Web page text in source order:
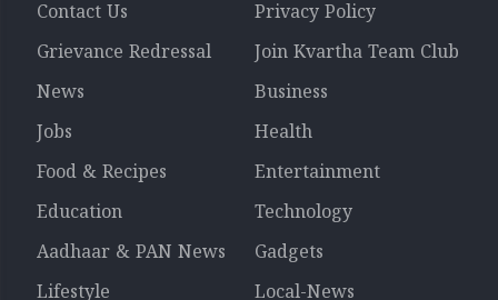
Contact Us
Privacy Policy
Grievance Redressal
Join Kvartha Team Club
News
Business
Jobs
Health
Food & Recipes
Entertainment
Education
Technology
Aadhaar & PAN News
Gadgets
Lifestyle
Local-News